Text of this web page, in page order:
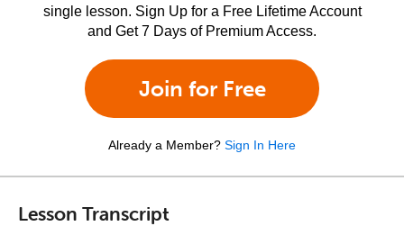
single lesson. Sign Up for a Free Lifetime Account
and Get 7 Days of Premium Access.
Join for Free
Already a Member? Sign In Here
Lesson Transcript